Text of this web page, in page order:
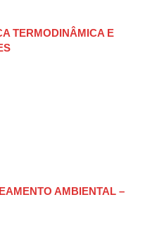
TERMODINÂMICA E
AMBIENTAL –